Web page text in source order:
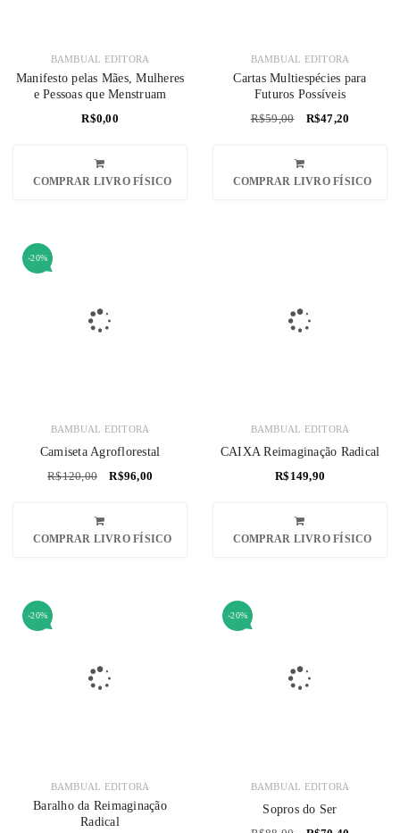
BAMBUAL EDITORA
Manifesto pelas Mães, Mulheres
e Pessoas que Menstruam
R$0,00
COMPRAR LIVRO FÍSICO
BAMBUAL EDITORA
Cartas Multiespécies para
Futuros Possíveis
R$59,00 R$47,20
COMPRAR LIVRO FÍSICO
-20%
BAMBUAL EDITORA
Camiseta Agroflorestal
R$120,00 R$96,00
COMPRAR LIVRO FÍSICO
BAMBUAL EDITORA
CAIXA Reimaginação Radical
R$ 149,90
COMPRAR LIVRO FÍSICO
-20%
BAMBUAL EDITORA
Baralho da Reimaginação
Radical
-20%
BAMBUAL EDITORA
Sopros do Ser